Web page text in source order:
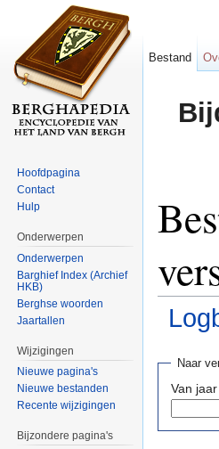
Naar
Van
Bestand
Hoofdpagina
Contact
Hulp
Onderwerpen
Onderwerpen
Barghief Index (Archief
HKB)
Berghse woorden
Jaartallen
Wijzigingen
Nieuwe pagina's
Nieuwe bestanden
Recente wijzigingen
Bijzondere pagina's